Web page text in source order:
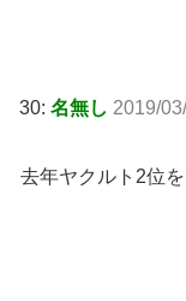
30: 名無し 2019/
去年ヤクルト2位